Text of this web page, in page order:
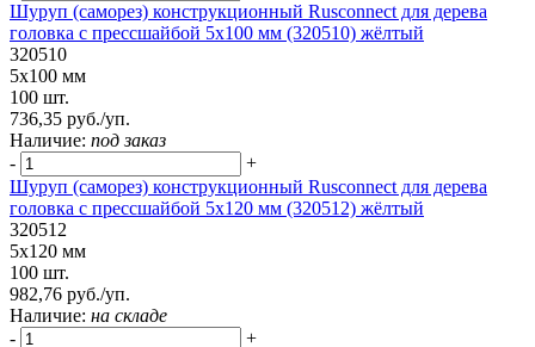
Шуруп (саморез) конструкционный Rusconnect для дерева
головка с прессшайбой 5х100 мм (320510) жёлтый
320510
5х100 мм
100 шт.
736,35 руб./уп.
Наличие: под заказ
-
+
Шуруп (саморез) конструкционный Rusconnect для дерева
головка с прессшайбой 5х120 мм (320512) жёлтый
320512
5х120 мм
100 шт.
982,76 руб./уп.
Наличие: на складе
-
+